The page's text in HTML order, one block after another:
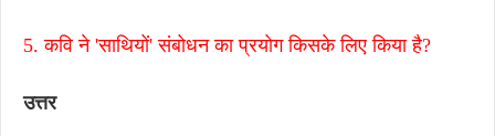
5. कवि ने 'साथियों' संबोधन का प्रयोग किसके लिए किया है?
उत्तर